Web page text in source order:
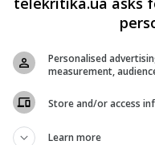
творчу працю», –
журналістиці,
йдеться в
Twitter, які були
Personalised
measurement,
Store and/or access
Learn more